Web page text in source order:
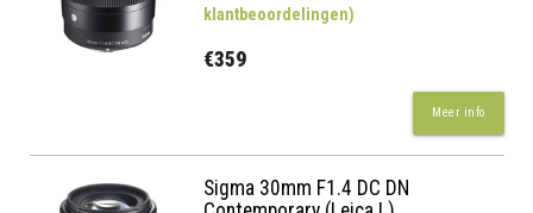
klantbeoordelingen)
€359
Meer info
Sigma 30mm F1.4 DC DN